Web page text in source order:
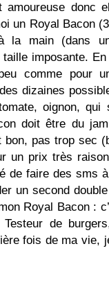
amoureuse donc
un Royal Bacon
la main (dans
imposante.
comme pour
dizaines
oignon, qui
doit être du
bon, pas trop sec
un prix très
de faire des sms
un second
Royal Bacon :
de
fois de ma vie,